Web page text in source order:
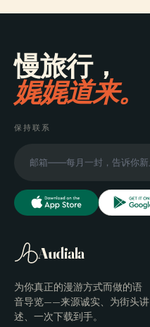
慢旅行，
娓娓道来。
保持联系
Audiala
为你真正的漫游方式而做的语
音导览——来源诚实、为街头讲
述、一次下载到手。